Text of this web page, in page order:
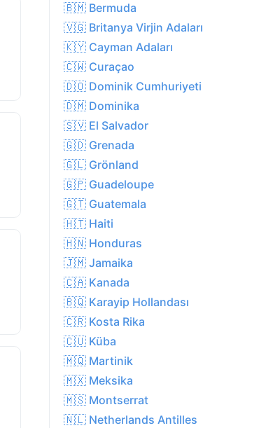
🇧🇲 Bermuda
🇻🇬 Britanya Virjin Adaları
🇰🇾 Cayman Adaları
🇨🇼 Curaçao
🇩🇴 Dominik Cumhuriyeti
🇩🇲 Dominika
🇸🇻 El Salvador
🇬🇩 Grenada
🇬🇱 Grönland
🇬🇵 Guadeloupe
🇬🇹 Guatemala
🇭🇹 Haiti
🇭🇳 Honduras
🇯🇲 Jamaika
🇨🇦 Kanada
🇧🇶 Karayip Hollandası
🇨🇷 Kosta Rika
🇨🇺 Küba
🇲🇶 Martinik
🇲🇽 Meksika
🇲🇸 Montserrat
🇳🇱 Netherlands Antilles